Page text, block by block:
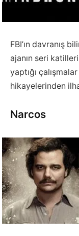
FBI’ın davranış
ajanın seri
yaptığı
hikayelerinden
Narcos